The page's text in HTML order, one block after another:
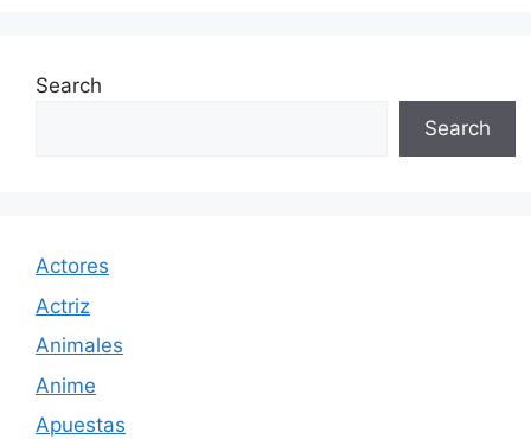
Search
Search
Actores
Actriz
Animales
Anime
Apuestas